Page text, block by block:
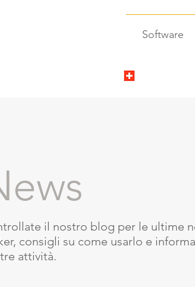
Software
il nostro blog per le ultime
consigli su come usarlo e
attività.